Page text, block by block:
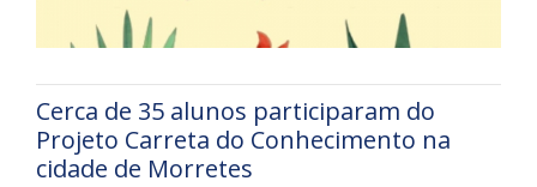
Cerca de 35 alunos participaram do
Projeto Carreta do Conhecimento na
cidade de Morretes